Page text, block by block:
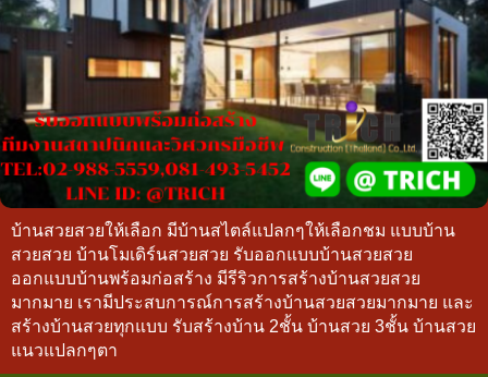
บ้านสวยสวยให้เลือก มีบ้านสไตล์แปลกๆให้เลือกชม แบบบ้าน
สวยสวย บ้านโมเดิร์นสวยสวย รับออกแบบบ้านสวยสวย
ออกแบบบ้านพร้อมก่อสร้าง มีรีริวการสร้างบ้านสวยสวย
มากมาย เรามีประสบการณ์การสร้างบ้านสวยสวยมากมาย และ
สร้างบ้านสวยทุกแบบ รับสร้างบ้าน 2ชั้น บ้านสวย 3ชั้น บ้านสวย
แนวแปลกๆตา